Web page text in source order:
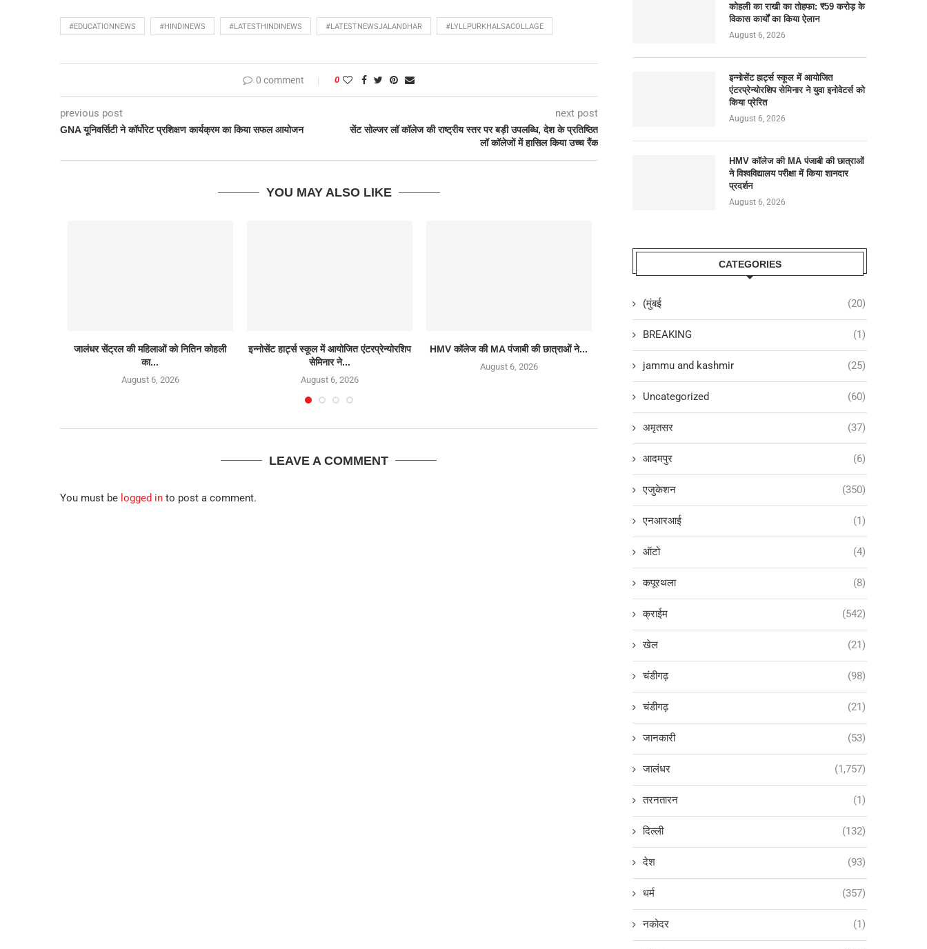
#EDUCATIONNEWS #HINDINEWS #LATESTHINDINEWS #LATESTNEWSJALANDHAR #LYLLPURKHALSACOLLAGE
0 comment 0
previous post
GNA यूनिवर्सिटी ने कॉर्पोरेट प्रशिक्षण कार्यक्रम का किया सफल आयोजन
next post
सेंट सोल्जर लॉ कॉलेज की राष्ट्रीय स्तर पर बड़ी उपलब्धि, देश के प्रतिष्ठित
लॉ कॉलेजों में हासिल किया उच्च रैंक
YOU MAY ALSO LIKE
जालंधर सेंट्रल की महिलाओं को नितिन कोहली
का...
August 6, 2026
इन्नोसेंट हार्ट्स स्कूल में आयोजित एंटरप्रेन्योरशिप
सेमिनार ने...
August 6, 2026
HMV कॉलेज की MA पंजाबी की छात्राओं ने...
August 6, 2026
DA पर पंजाब सरकार के सभी बहाने हाईकोर्ट...
August 6, 2026
अग्रवाल भलाई बोर्ड पंजाब की दोआबा
बैठक...
August 6, 2026
LEAVE A COMMENT
You must be logged in to post a comment.
कोहली का राखी का तोहफा: ₹59 करोड़ के
विकास कार्यों का किया ऐलान
August 6, 2026
इन्नोसेंट हार्ट्स स्कूल में आयोजित
एंटरप्रेन्योरशिप सेमिनार ने युवा इनोवेटर्स को
किया प्रेरित
August 6, 2026
HMV कॉलेज की MA पंजाबी की छात्राओं
ने विश्वविद्यालय परीक्षा में किया शानदार
प्रदर्शन
August 6, 2026
CATEGORIES
(मुंबई (20)
BREAKING (1)
jammu and kashmir (25)
Uncategorized (60)
अमृतसर (37)
आदमपुर (6)
एजुकेशन (350)
एनआरआई (1)
ऑटो (4)
कपूरथला (8)
क्राईम (542)
खेल (21)
चंडीगढ़ (98)
चंडीगढ़ (21)
जानकारी (53)
जालंधर (1,757)
तरनतारन (1)
दिल्ली (132)
देश (93)
धर्म (357)
नकोदर (1)